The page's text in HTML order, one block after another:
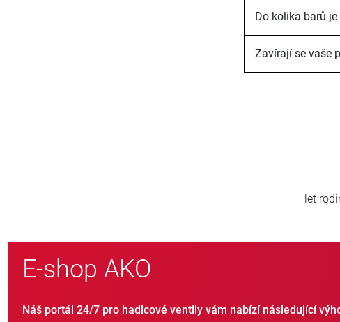
Do kolika barů
Zavírají se vaše
E-shop AKO
Náš portál 24/7 pro hadicové ventily vám nabízí následující